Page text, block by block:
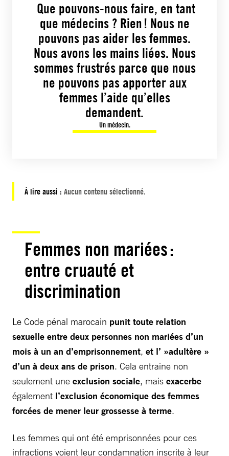
Que pouvons-nous faire, en tant
que médecins ? Rien ! Nous ne
pouvons pas aider les femmes.
Nous avons les mains liées. Nous
sommes frustrés parce que nous
ne pouvons pas apporter aux
femmes l’aide qu’elles
demandent.
Un médecin.
À lire aussi : Aucun contenu sélectionné.
Femmes non mariées :
entre cruauté et
discrimination
Le Code pénal marocain punit toute relation
sexuelle entre deux personnes non mariées d’un
mois à un an d’emprisonnement, et l’ »adultère »
d’un à deux ans de prison. Cela entraine non
seulement une exclusion sociale, mais exacerbe
également l’exclusion économique des femmes
forcées de mener leur grossesse à terme.
Les femmes qui ont été emprisonnées pour ces
infractions voient leur condamnation inscrite à leur